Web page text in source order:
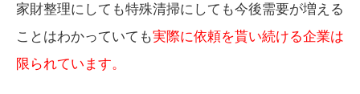
家財整理にしても特殊清掃にしても今後需要が増える
ことはわかっていても実際に依頼を貰い続ける企業は
限られています。